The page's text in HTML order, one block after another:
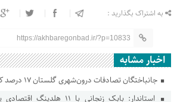
به اشتراک بگذارید :
https://akhbaregonbad.ir/?p=10833
اخبار مشابه
جانباختگان تصادفات درون‌شهری گلستان ۱۷ درصد کاهش یافت
استاندار: بابک زنجانی با ۱۱